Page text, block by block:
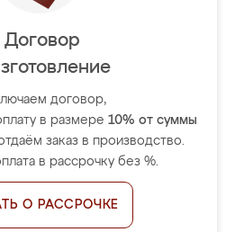
Договор
договор,
в размере 10% от суммы
заказ в производство.
в рассрочку без %.
О РАССРОЧКЕ